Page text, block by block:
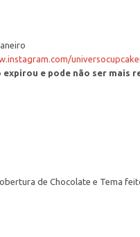
expirou e pode não ser mais
de Chocolate e Tema